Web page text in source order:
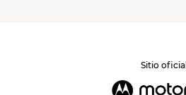
Sitio oficial